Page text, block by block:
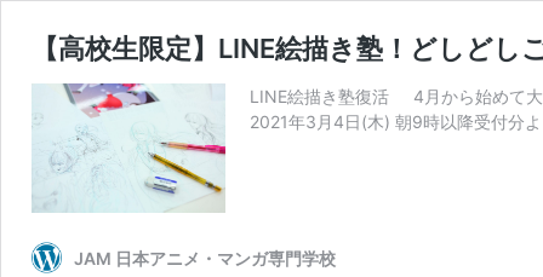
【高校生限定】LINE絵描き塾！どしど
LINE絵描き塾復活 4月から始めて大
2021年3月4日(木) 朝9時以降受付分
JAM 日本アニメ・マンガ専門学校